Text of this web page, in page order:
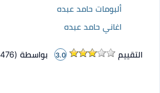
ألبومات حامد عبده
اغاني حامد عبده
التقييم 3.0 بواسطة (476